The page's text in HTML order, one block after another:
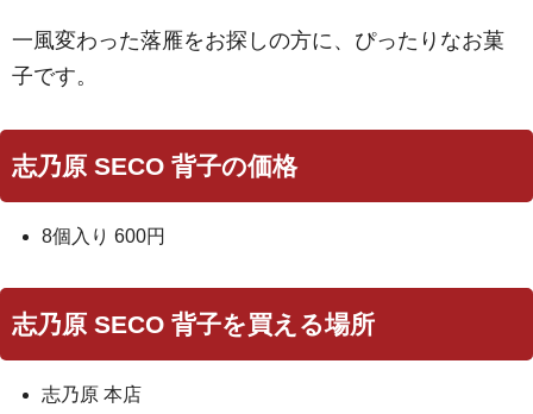
一風変わった落雁をお探しの方に、ぴったりなお菓
子です。
志乃原 SECO 背子の価格
8個入り 600円
志乃原 SECO 背子を買える場所
志乃原 本店